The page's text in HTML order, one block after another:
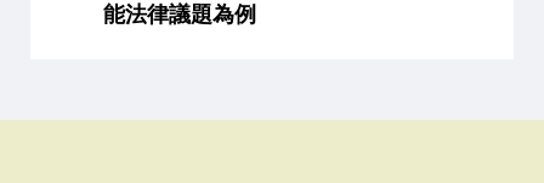
能法律議題為例